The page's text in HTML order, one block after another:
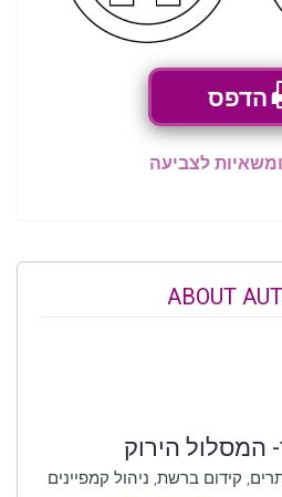
הדפס
ומשאיות לצביעה
ABOUT
המסלול הירוק
קידום ברשת, ניהול קמפיינים